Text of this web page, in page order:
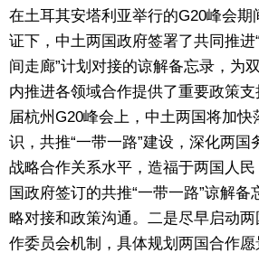
在土耳其安塔利亚举行的G20峰会
证下，中土两国政府签署了共同推进
间走廊”计划对接的谅解备忘录，为
内推进各领域合作提供了重要政策
届杭州G20峰会上，中土两国将加
识，共推“一带一路”建设，深化两国
战略合作关系水平，造福于两国人
国政府签订的共推“一带一路”谅解
略对接和政策沟通。二是尽早启动
作委员会机制，具体规划两国合作